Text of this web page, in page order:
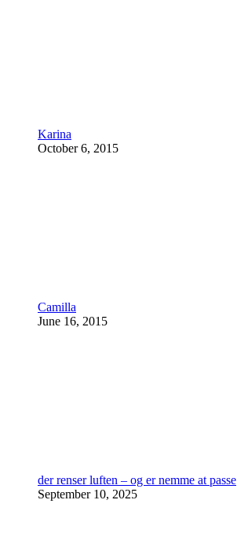
Karina
October 6, 2015
Camilla
June 16, 2015
der renser luften – og er nemme at passe
September 10, 2025